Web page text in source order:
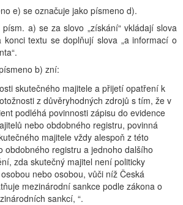
e) se označuje jako písmeno d).
a) se za slovo „získání“ vkládají slova
konci textu se doplňují slova „a informací o
b) zní:
skutečného majitele a přijetí opatření k
z důvěryhodných zdrojů s tím, že v
podléhá povinnosti zápisu do evidence
nebo obdobného registru, povinná
majitele vždy alespoň z této
obdobného registru a jednoho dalšího
zda skutečný majitel není politicky
nebo osobou, vůči níž Česká
mezinárodní sankce podle zákona o
sankcí, “.